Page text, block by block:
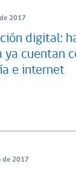
2017
digital:
ya cuentan
e internet
de 2017